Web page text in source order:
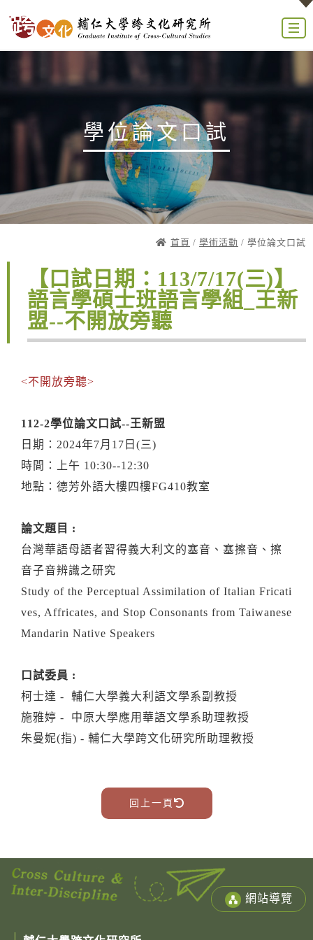
學位論文口試
首頁 / 學術活動 / 學位論文口試
【口試日期：113/7/17(三)】
語言學碩士班語言學組_王新
盟--不開放旁聽
<不開放旁聽>
112-2學位論文口試--王新盟
日期：2024年7月17日(三)
時間：上午 10:30--12:30
地點：德芳外語大樓四樓FG410教室
論文題目 :
台灣華語母語者習得義大利文的塞音、塞擦音、擦
音子音辨識之研究
Study of the Perceptual Assimilation of Italian Fricati
ves, Affricates, and Stop Consonants from Taiwanese
Mandarin Native Speakers
口試委員 :
柯士達 - 輔仁大學義大利語文學系副教授
施雅婷 - 中原大學應用華語文學系助理教授
朱曼妮(指) - 輔仁大學跨文化研究所助理教授
回上一頁
網站導覽